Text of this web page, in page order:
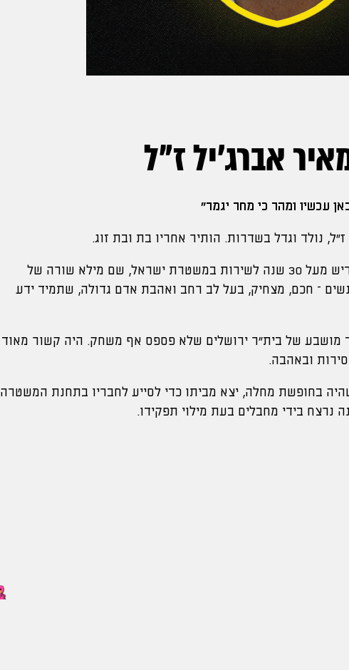
אברג'יל ז"ל
עכשיו ומהר כי מחר יגמר"
שירת בצה”ל בהנדסה קרבית ובהמשך הקדיש מעל 30 שנה לשירות במשטרת ישראל, שם מילא שורה של
– חכם, מצחיק, בעל לב רחב ואהבת אדם גדולה, שתמיד ידע
מושבע של בית״ר ירושלים שלא פספס אף משחק. היה קשור מאוד
ובאהבה.
בחופשת מחלה, יצא מביתו כדי לסייע לחבריו בתחנת המשטרה
נרצח בידי מחבלים בעת מילוי תפקידו.